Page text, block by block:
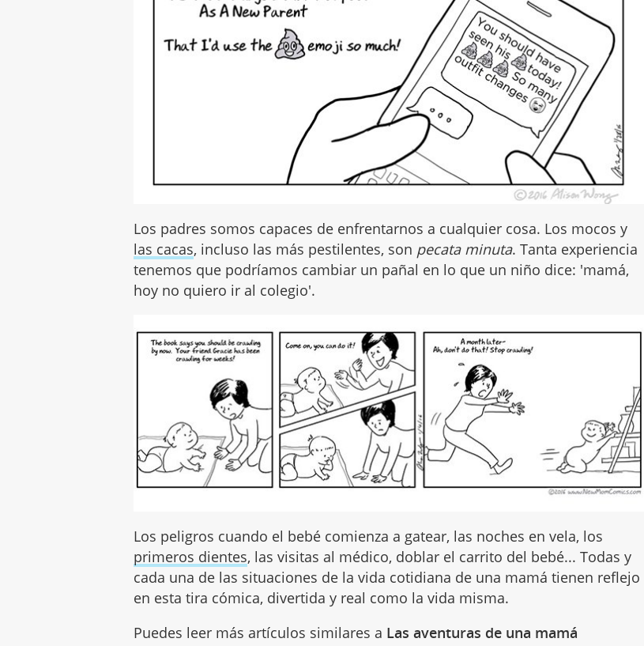
Los padres somos capaces de enfrentarnos a cualquier cosa. Los mocos y
las cacas, incluso las más pestilentes, son pecata minuta. Tanta experiencia
tenemos que podríamos cambiar un pañal en lo que un niño dice: 'mamá,
hoy no quiero ir al colegio'.
Los peligros cuando el bebé comienza a gatear, las noches en vela, los
primeros dientes, las visitas al médico, doblar el carrito del bebé... Todas y
cada una de las situaciones de la vida cotidiana de una mamá tienen reflejo
en esta tira cómica, divertida y real como la vida misma.
Puedes leer más artículos similares a Las aventuras de una mamá